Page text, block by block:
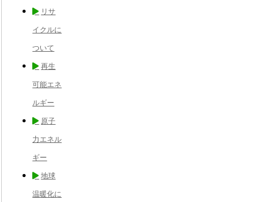
リサ
イクルに
ついて
再生
可能エネ
ルギー
原子
力エネル
ギー
地球
温暖化に